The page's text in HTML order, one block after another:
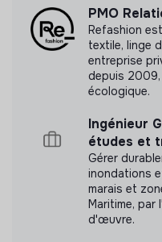
PMO
Refashion
textile, linge
entreprise
depuis 2009,
écologique.
Ingénieur
études et
Gérer
inondations
marais et
Maritime, par
d'œuvre.